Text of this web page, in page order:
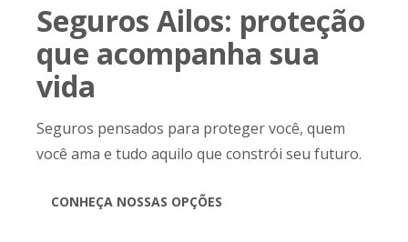
Seguros Ailos: proteção
que acompanha sua
vida
Seguros pensados para proteger você, quem
você ama e tudo aquilo que constrói seu futuro.
CONHEÇA NOSSAS OPÇÕES